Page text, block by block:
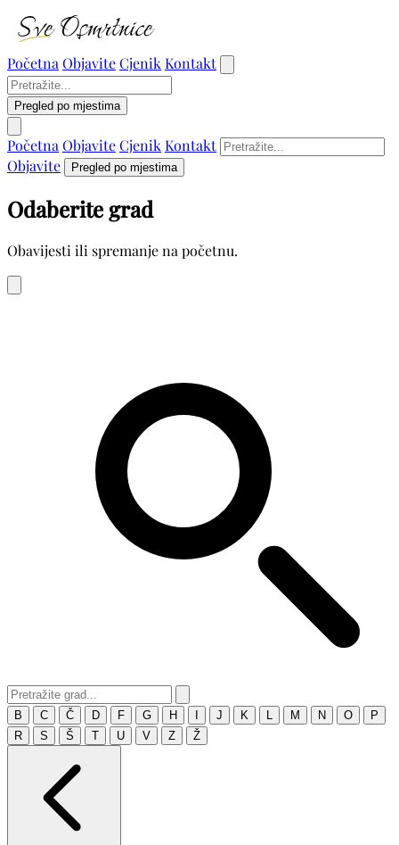
Početna ObjaviteCjenik Kontakt
Pregled po mjestima
Početna ObjaviteCjenik Kontakt
Objavite
Pregled po mjestima
Odaberite grad
Obavijesti ili spremanje na početnu.
B C Č D F G H J K M N O
P
R
S Š T U V Z Ž